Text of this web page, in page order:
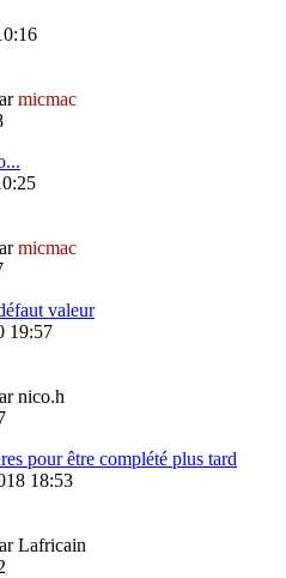
micmac
micmac
valeur
19:57
nico.h
pour être complété plus tard
18:53
Lafricain